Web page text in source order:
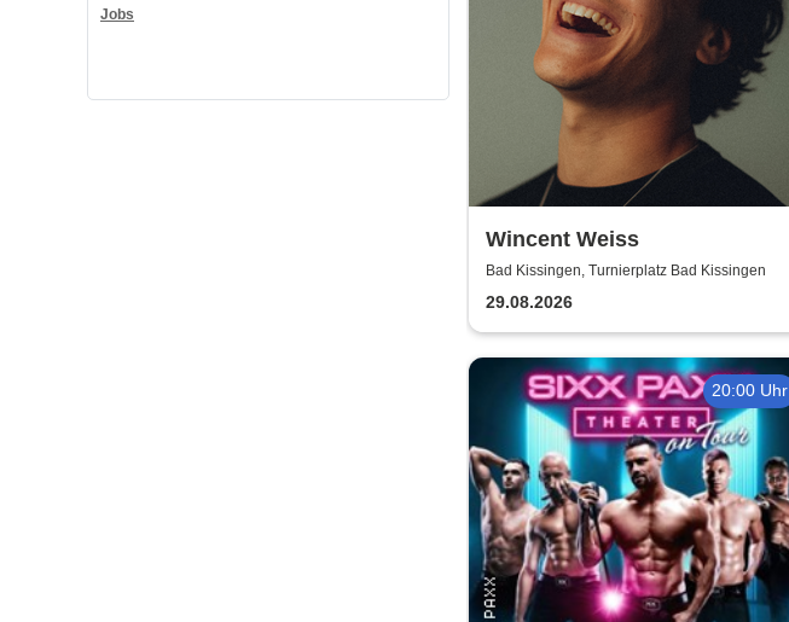
Jobs
Wincent Weiss
Bad Kissingen, Turnierplatz Bad Kissingen
29.08.2026
20:00 Uhr